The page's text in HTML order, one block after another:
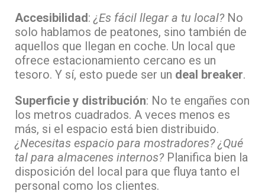
Accesibilidad:¿Es fácil llegar a tu local?No
solo hablamos de peatones, sino también de
aquellos que llegan en coche. Un local que
ofrece estacionamiento cercano es un
tesoro. Y sí, esto puede ser un deal breaker.
Superficie y distribución: No te engañes con
los metros cuadrados. A veces menos es
más, si el espacio está bien distribuido.
¿Necesitas espacio para mostradores? ¿Qué
tal para almacenes internos?Planifica bien la
disposición del local para que fluya tanto el
personal como los clientes.